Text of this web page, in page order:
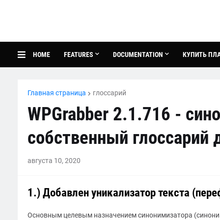
HOME FEATURES DOCUMENTATION КУПИТЬ
Главная страница глоссарий
WPGrabber 2.1.716 -
собственный
августа 10, 2020
1.) Добавлен уникализатор текста
Основным целевым назначением синонимизатора